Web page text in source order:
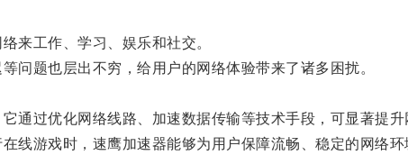
工作、学习、娱乐和社交。
题也层出不穷，给用户的网络体验带来了诸多困扰。
过优化网络线路、加速数据传输等技术手段，可显著提升
游戏时，速鹰加速器能够为用户保障流畅、稳定的网络环